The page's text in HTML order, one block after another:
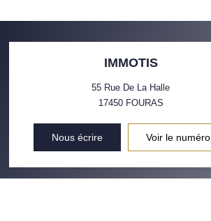
IMMOTIS
55 Rue De La Halle
17450 FOURAS
Nous écrire Voir le numéro